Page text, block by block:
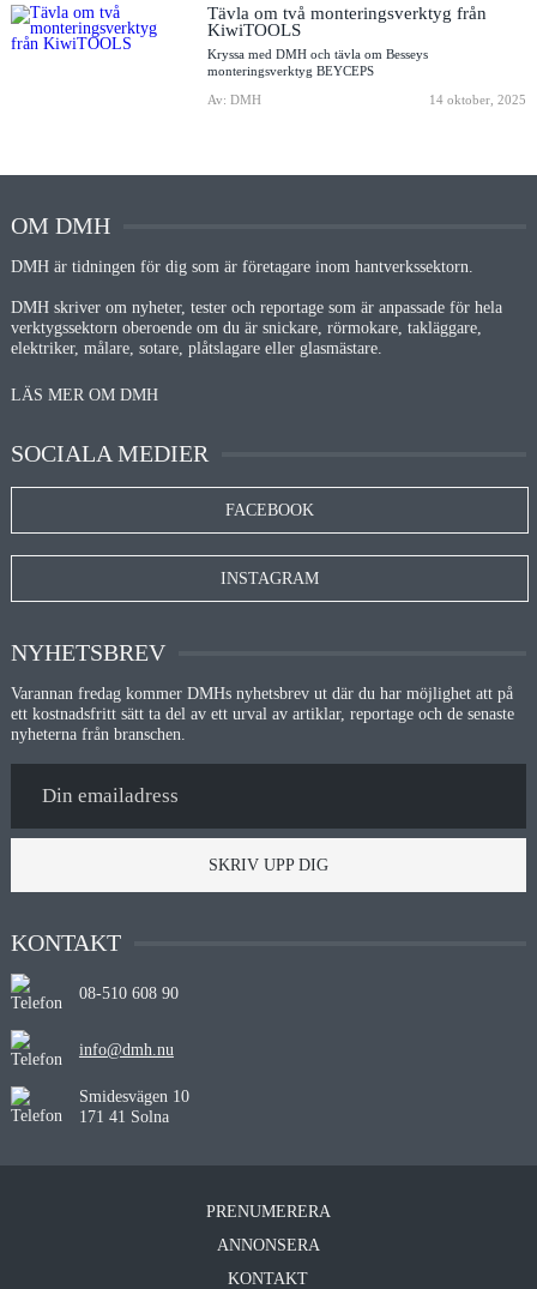
Tävla om två monteringsverktyg från
KiwiTOOLS
Kryssa med DMH och tävla om Besseys
monteringsverktyg BEYCEPS
Av: DMH
14 oktober, 2025
OM DMH
DMH är tidningen för dig som är företagare inom hantverkssektorn.
DMH skriver om nyheter, tester och reportage som är anpassade för hela
verktygssektorn oberoende om du är snickare, rörmokare, takläggare,
elektriker, målare, sotare, plåtslagare eller glasmästare.
LÄS MER OM DMH
SOCIALA MEDIER
FACEBOOK
INSTAGRAM
NYHETSBREV
Varannan fredag kommer DMHs nyhetsbrev ut där du har möjlighet att på
ett kostnadsfritt sätt ta del av ett urval av artiklar, reportage och de senaste
nyheterna från branschen.
SKRIV UPP DIG
KONTAKT
08-510 608 90
info@dmh.nu
Smidesvägen 10
171 41 Solna
PRENUMERERA
ANNONSERA
KONTAKT